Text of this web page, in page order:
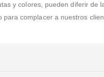
y colores, pueden diferir de
complacer a nuestros